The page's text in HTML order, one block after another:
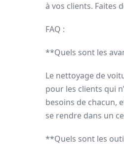
à vos clients. Faites
FAQ :
**Quels sont les
Le nettoyage de
pour les clients qui
besoins de chacun,
se rendre dans un
**Quels sont les